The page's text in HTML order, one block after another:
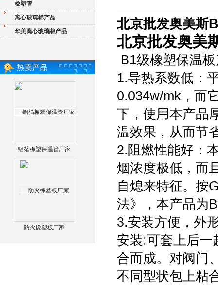
橡塑管
离心玻璃棉产品
华美离心玻璃棉产品
铝箔橡塑保温管厂家
防火橡塑板厂家
北京批发奥美斯
北京批发奥美
B1级橡塑保温
1.导热系数低：
0.034w/mk，而
下，使用本产品
温效果，从而节
2.阻燃性能好：
烟浓度极低，而
自熄来特征。按
法》，本产品为
3.安装方便，外
安装:可套上后一
合而成。对阀门
不同型状包上粘